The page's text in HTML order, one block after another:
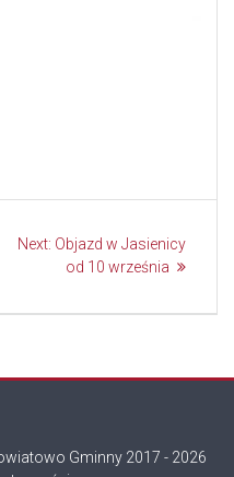
Next: Next
post:
Objazd w Jasienicy
od 10 września
Gminny 2017 - 2026